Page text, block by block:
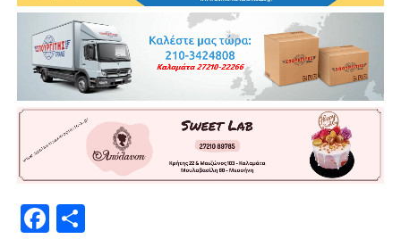
Facebook
Μοιραστείτε